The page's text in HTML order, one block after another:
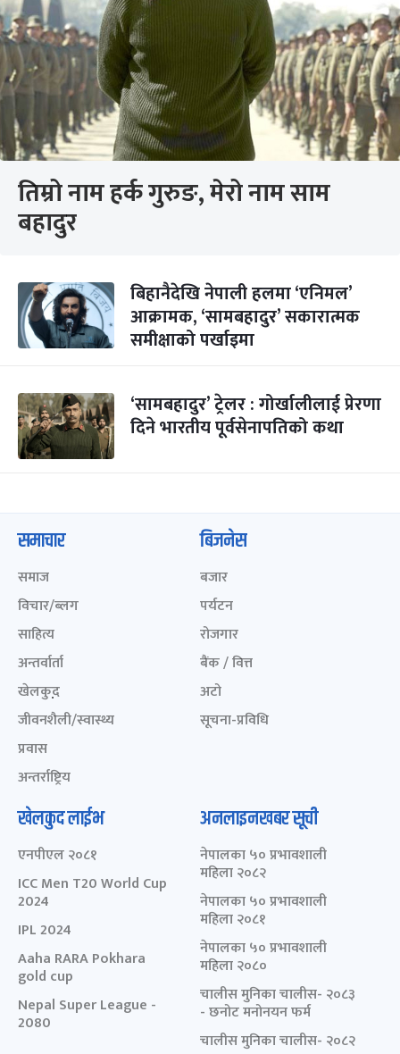
तिम्रो नाम हर्क गुरुङ, मेरो नाम साम
बहादुर
बिहानैदेखि नेपाली हलमा ‘एनिमल’
आक्रामक, ‘सामबहादुर’ सकारात्मक
समीक्षाको पर्खाइमा
‘सामबहादुर’ ट्रेलर : गोर्खालीलाई प्रेरणा
दिने भारतीय पूर्वसेनापतिको कथा
समाचार
समाज
विचार/ब्लग
साहित्य
अन्तर्वार्ता
खेलकुद़़
जीवनशैली/स्वास्थ्य
प्रवास
अन्तर्राष्ट्रिय
बिजनेस
बजार
पर्यटन
रोजगार
बैंक / वित्त
अटो
सूचना-प्रविधि
खेलकुद लाईभ
एनपीएल २०८१
ICC Men T20 World Cup
2024
IPL 2024
Aaha RARA Pokhara
gold cup
Nepal Super League -
2080
अनलाइनखबर सूची
नेपालका ५० प्रभावशाली
महिला २०८२
नेपालका ५० प्रभावशाली
महिला २०८१
नेपालका ५० प्रभावशाली
महिला २०८०
चालीस मुनिका चालीस- २०८३
- छनोट मनोनयन फर्म
चालीस मुनिका चालीस- २०८२